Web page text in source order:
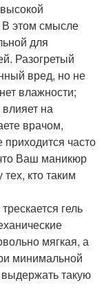
этом смысле
для
Разогретый
вред, но не
влажности;
на
врачом,
часто
Ваш маникюр
кто таким
гель
мягкая, а
минимальной
такую